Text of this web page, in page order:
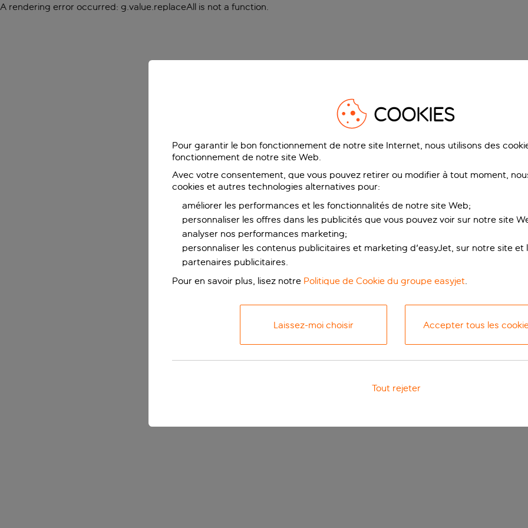
A rendering error occurred: g.value.replaceAll is not a function.
COOKIES
Pour garantir le bon fonctionnement de notre site Internet, nous utilisons des
fonctionnement de notre site Web.
Avec votre consentement, que vous pouvez retirer ou modifier à tout moment,
cookies et autres technologies alternatives pour:
améliorer les performances et les fonctionnalités de notre site Web;
personnaliser les offres dans les publicités que vous pouvez voir sur notre site
analyser nos performances marketing;
personnaliser les contenus publicitaires et marketing d'easyJet, sur notre site et
partenaires publicitaires.
Pour en savoir plus, lisez notre Politique de Cookie du groupe easyjet.
Laissez-moi choisir Accepter tous les
Tout rejeter